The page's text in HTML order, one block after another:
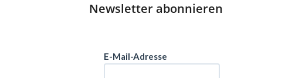
Newsletter abonnieren